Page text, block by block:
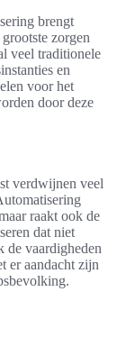
brengt
zorgen
veel traditionele
en
voor het
door deze
verdwijnen veel
raakt ook de
dat niet
de vaardigheden
er aandacht zijn